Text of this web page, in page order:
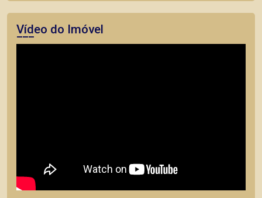
Vídeo do Imóvel